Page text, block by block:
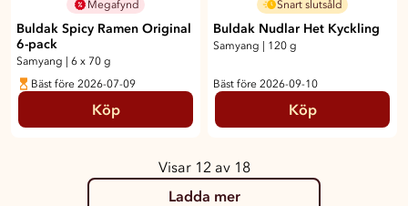
Megafynd
Buldak Spicy Ramen Original
6-pack
Samyang
6 x 70 g
Bäst före 2026-07-09
Köp
Snart slutsåld
Buldak Nudlar Het Kyckling
Samyang 120 g
Bäst före 2026-09-10
Köp
Visar 12 av 18
Ladda mer